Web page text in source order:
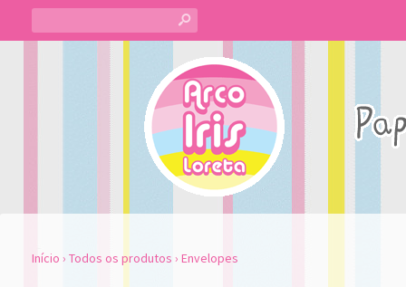
s
Início › Todos os produtos › Envelopes